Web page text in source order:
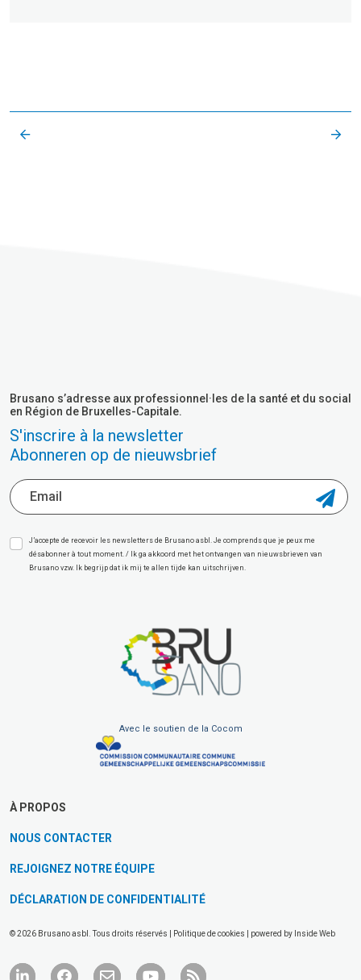
Brusano s’adresse aux professionnel·les de la santé et du social
en Région de Bruxelles-Capitale.
S'inscrire à la newsletter
Abonneren op de nieuwsbrief
J’accepte de recevoir les newsletters de Brusano asbl. Je comprends que je peux me
désabonner à tout moment. / Ik ga akkoord met het ontvangen van nieuwsbrieven van
Brusano vzw. Ik begrijp dat ik mij te allen tijde kan uitschrijven.
Avec le soutien de la Cocom
À PROPOS
NOUS CONTACTER
REJOIGNEZ NOTRE ÉQUIPE
DÉCLARATION DE CONFIDENTIALITÉ
© 2026 Brusano asbl. Tous droits réservés | Politique de cookies | powered by Inside Web